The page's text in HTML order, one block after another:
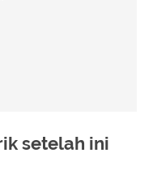
setelah ini